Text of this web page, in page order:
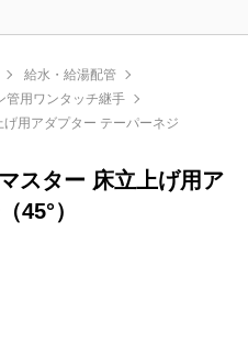
給水・給湯配管
管用ワンタッチ継手
用アダプター テーパーネジ
スター 床立上げ用ア
45°）